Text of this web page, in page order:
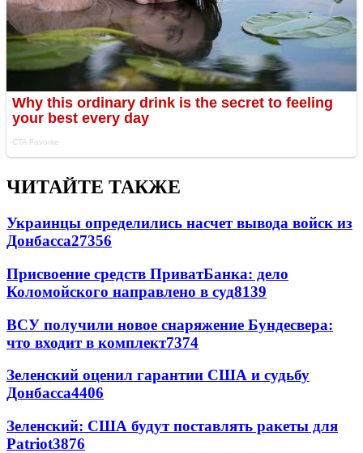
ЧИТАЙТЕ ТАКЖЕ
Украинцы определились насчет вывода войск из
Донбасса27356
Присвоение средств ПриватБанка: дело
Коломойского направлено в суд8139
ВСУ получили новое снаряжение Бундесвера:
что входит в комплект7374
Зеленский оценил гарантии США и судьбу
Донбасса4406
Зеленский: США будут поставлять ракеты для
Patriot3876